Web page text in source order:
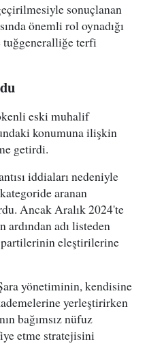
sonuçlanan
önemli rol oynadığı
terfi
eski muhalif
konumuna ilişkin
getirdi.
iddiaları nedeniyle
aranan
Ancak Aralık 2024'te
adı listeden
partilerinin eleştirilerine
yönetiminin, kendisine
yerleştirirken
bağımsız nüfuz
etme stratejisini